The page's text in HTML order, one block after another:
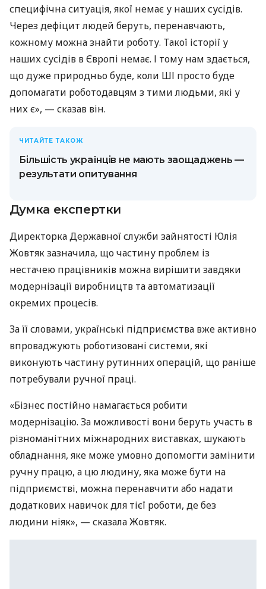
специфічна ситуація, якої немає у наших сусідів.
Через дефіцит людей беруть, перенавчають,
кожному можна знайти роботу. Такої історії у
наших сусідів в Європі немає. І тому нам здається,
що дуже природньо буде, коли ШІ просто буде
допомагати роботодавцям з тими людьми, які у
них є», — сказав він.
ЧИТАЙТЕ ТАКОЖ
Більшість українців не мають заощаджень —
результати опитування
Думка експертки
Директорка Державної служби зайнятості Юлія
Жовтяк зазначила, що частину проблем із
нестачею працівників можна вирішити завдяки
модернізації виробництв та автоматизації
окремих процесів.
За її словами, українські підприємства вже активно
впроваджують роботизовані системи, які
виконують частину рутинних операцій, що раніше
потребували ручної праці.
«Бізнес постійно намагається робити
модернізацію. За можливості вони беруть участь в
різноманітних міжнародних виставках, шукають
обладнання, яке може умовно допомогти замінити
ручну працю, а цю людину, яка може бути на
підприємстві, можна перенавчити або надати
додаткових навичок для тієї роботи, де без
людини ніяк», — сказала Жовтяк.